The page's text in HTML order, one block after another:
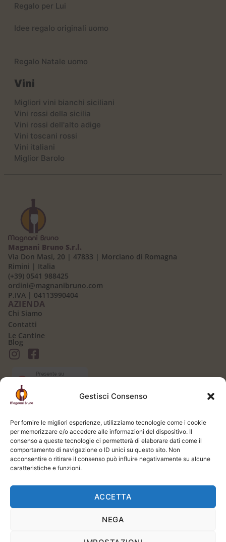
Gestisci Consenso
Per fornire le migliori esperienze, utilizziamo tecnologie come i cookie
per memorizzare e/o accedere alle informazioni del dispositivo. Il
consenso a queste tecnologie ci permetterà di elaborare dati come il
comportamento di navigazione o ID unici su questo sito. Non
acconsentire o ritirare il consenso può influire negativamente su alcune
caratteristiche e funzioni.
ACCETTA
NEGA
Regalo per Lui
Idee regalo originali uomo
Regalo Natale uomo
Vini
Migliori vini bianchi siciliani
Vini rossi della sicilia
Vini rossi dell'alto adige
Vini toscani rossi
Vini italiani
Miglior Barolo
Magnani Bruno S.r.l.
Via Don Masi, 20 | 47833 | Morciano di Romagna
Rimini | Italia
(+39) 0541 988425
ordini@magnanibruno.com
P.IVA | 04113990404
AZIENDA
Chi Siamo
Contatti
Le Cantine
Blog
AREA CLIENTI
Login / Logout
Carrello
Registrati
Spedizione e Consegna
LEGALE
Privacy Policy